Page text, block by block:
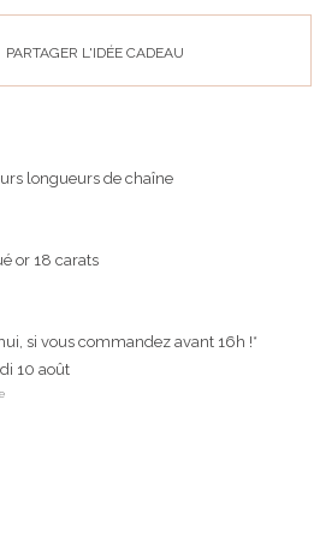
PARTAGER L'IDÉE CADEAU
longueurs de chaîne
or 18 carats
si vous commandez avant 16h !*
10 août